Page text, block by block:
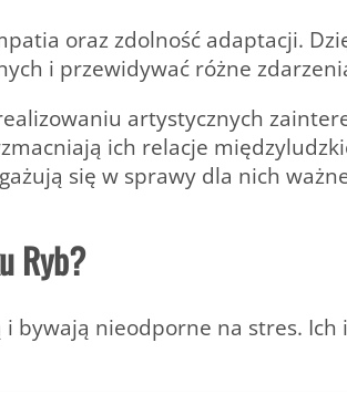
oraz zdolność adaptacji.
i przewidywać różne
artystycznych
ich relacje
się w sprawy dla nich
Ryb?
i bywają nieodporne na stres. Ich